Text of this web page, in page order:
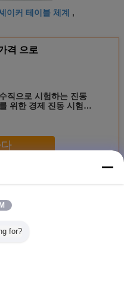
이커 테이블 체계 ,
격 으로
직으로 시험하는 진동
위한 경제 진동 시험
for?